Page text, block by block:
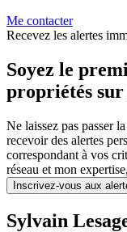
Me contacter
Recevez les alertes
Soyez le
propriétés
Ne laissez pas passer
recevoir des alertes
correspondant à vos
réseau et mon
Inscrivez-vous aux
Sylvain